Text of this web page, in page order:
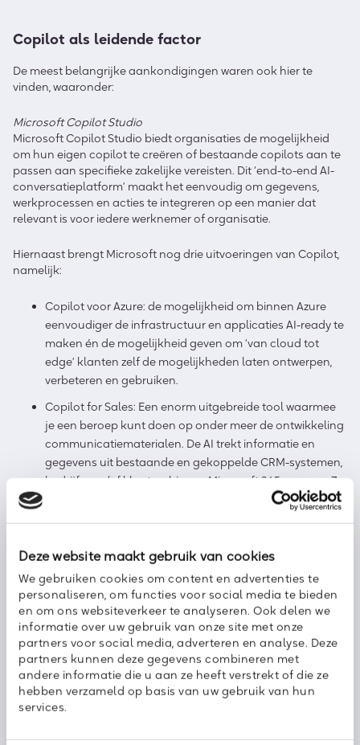
Deze website maakt gebruik van cookies
We gebruiken cookies om content en advertenties te
personaliseren, om functies voor social media te bieden
en om ons websiteverkeer te analyseren. Ook delen we
informatie over uw gebruik van onze site met onze
partners voor social media, adverteren en analyse. Deze
partners kunnen deze gegevens combineren met
andere informatie die u aan ze heeft verstrekt of die ze
hebben verzameld op basis van uw gebruik van hun
services.
Copilot als leidende factor
De meest belangrijke aankondigingen waren ook hier te
vinden, waaronder:
Microsoft Copilot Studio
Microsoft Copilot Studio biedt organisaties de mogelijkheid
om hun eigen copilot te creëren of bestaande copilots aan te
passen aan specifieke zakelijke vereisten. Dit ‘end-to-end AI-
conversatieplatform’ maakt het eenvoudig om gegevens,
werkprocessen en acties te integreren op een manier dat
relevant is voor iedere werknemer of organisatie.
Hiernaast brengt Microsoft nog drie uitvoeringen van Copilot,
namelijk:
Copilot voor Azure: de mogelijkheid om binnen Azure
eenvoudiger de infrastructuur en applicaties AI-ready te
maken én de mogelijkheid geven om ‘van cloud tot
edge’ klanten zelf de mogelijkheden laten ontwerpen,
verbeteren en gebruiken.
Copilot for Sales: Een enorm uitgebreide tool waarmee
je een beroep kunt doen op onder meer de ontwikkeling
communicatiematerialen. De AI trekt informatie en
gegevens uit bestaande en gekoppelde CRM-systemen,
bedrijfs- en/of klantarchieven, Microsoft 365 en meer. Zo
maak je in een handomdraai de beste materialen,
Sales is ook mogelijk in deze variant, al komen er voor
Service nog extra uitbreidingen bij zoals een soepele
verbinding met integraties zoals Salesforce en Zendesk.
Meer weten?
In het zogenoemdeMicrosoft Ignite: Boek van Nieuwszijn alle
aankondigingen opgenomen die zijn gepresenteerd tijdens
Microsoft Ignite 2023. Wil je meer weten over een van de